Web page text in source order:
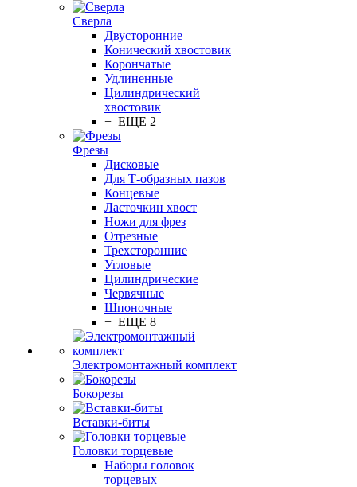
Сверла
Двусторонние
Конический хвостовик
Корончатые
Удлиненные
Цилиндрический
хвостовик
+ ЕЩЕ 2
Фрезы
Дисковые
Для Т-образных пазов
Концевые
Ласточкин хвост
Ножи для фрез
Отрезные
Трехсторонние
Угловые
Цилиндрические
Червячные
Шпоночные
+ ЕЩЕ 8
Электромонтажный комплект
Бокорезы
Вставки-биты
Головки торцевые
Наборы головок
торцевых